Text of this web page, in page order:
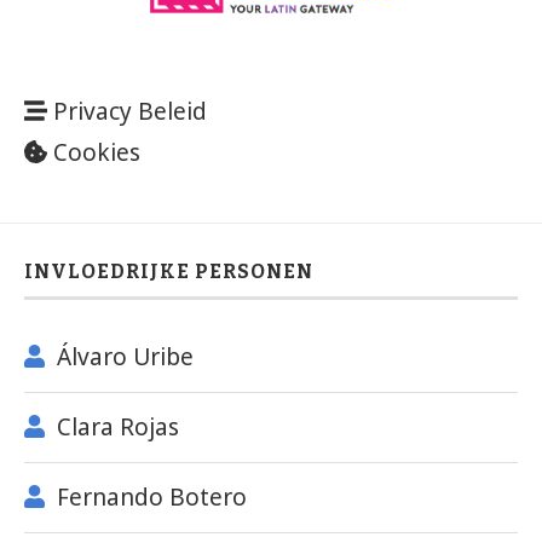
Privacy Beleid
Cookies
INVLOEDRIJKE PERSONEN
Álvaro Uribe
Clara Rojas
Fernando Botero